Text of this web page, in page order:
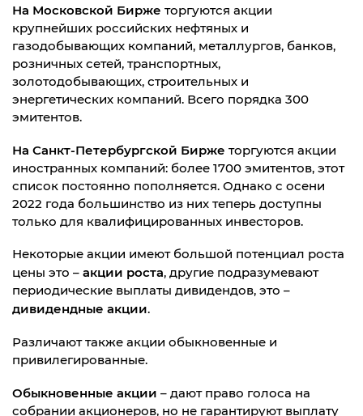
На Московской Бирже торгуются акции
крупнейших российских нефтяных и
газодобывающих компаний, металлургов, банков,
розничных сетей, транспортных,
золотодобывающих, строительных и
энергетических компаний. Всего порядка 300
эмитентов.
На Санкт-Петербургской Бирже торгуются акции
иностранных компаний: более 1700 эмитентов, этот
список постоянно пополняется. Однако с осени
2022 года большинство из них теперь доступны
только для квалифицированных инвесторов.
Некоторые акции имеют большой потенциал роста
цены это – акции роста, другие подразумевают
периодические выплаты дивидендов, это –
дивидендные акции.
Различают также акции обыкновенные и
привилегированные.
Обыкновенные акции – дают право голоса на
собрании акционеров, но не гарантируют выплату